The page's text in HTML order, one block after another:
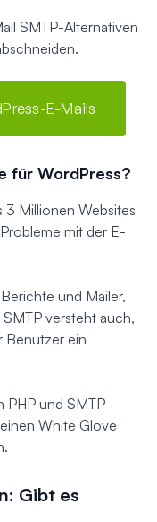
SMTP-Alternativen
E-Mails
für WordPress?
3 Millionen Websites
mit der E-
und Mailer,
versteht auch,
Benutzer ein
PHP und SMTP
White Glove
Gibt es